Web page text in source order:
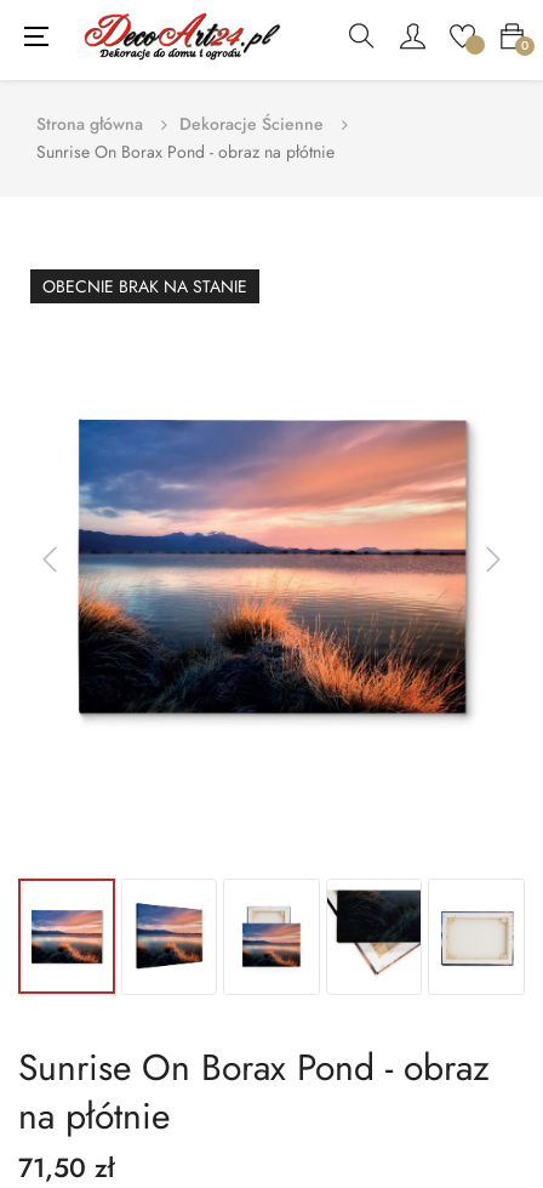
0
Toggle
navigation
☰
Strona główna
Dekoracje Ścienne
Sunrise On Borax Pond - obraz na płótnie
OBECNIE BRAK NA STANIE
Sunrise On Borax Pond - obraz
na płótnie
71,50 zł